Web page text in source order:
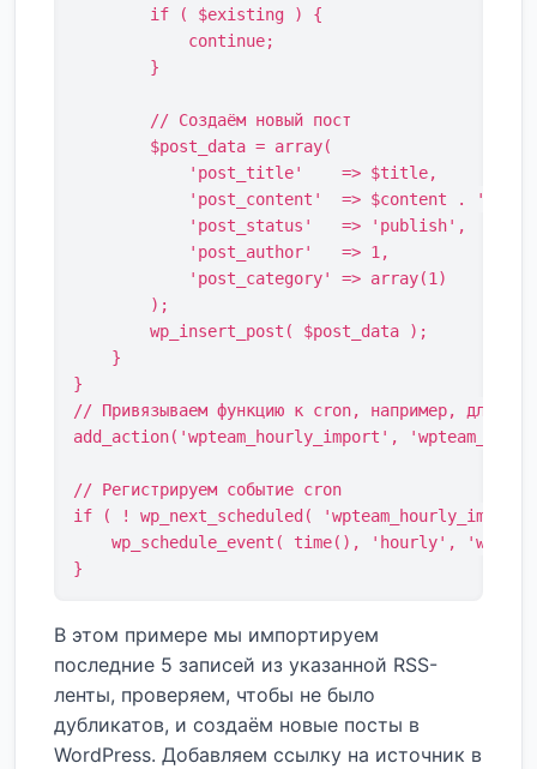
        if ( $existing ) {
            continue;
        }
        // Создаём новый пост
        $post_data = array(
            'post_title'    => $title,
'post_content'  => $content .
            'post_status'   => 'publish',
            'post_author'   => 1,
            'post_category' => array(1)
        );
        wp_insert_post( $post_data );
    }
}
// Привязываем функцию к cron, например, для
add_action('wpteam_hourly_import',
// Регистрируем событие cron
if ( ! wp_next_scheduled(
wp_schedule_event( time(), 'hourly',
}
В этом примере мы импортируем
последние 5 записей из указанной RSS-
ленты, проверяем, чтобы не было
дубликатов, и создаём новые посты в
WordPress. Добавляем ссылку на источник в